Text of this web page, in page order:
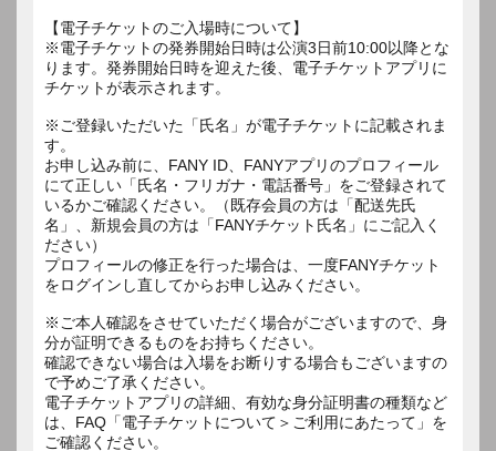
【電子チケットのご入場時について】
※電子チケットの発券開始日時は公演3日前10:00以降とな
ります。発券開始日時を迎えた後、電子チケットアプリに
チケットが表示されます。
※ご登録いただいた「氏名」が電子チケットに記載されま
す。
お申し込み前に、FANY ID、FANYアプリのプロフィール
にて正しい「氏名・フリガナ・電話番号」をご登録されて
いるかご確認ください。（既存会員の方は「配送先氏
名」、新規会員の方は「FANYチケット氏名」にご記入く
ださい）
プロフィールの修正を行った場合は、一度FANYチケット
をログインし直してからお申し込みください。
※ご本人確認をさせていただく場合がございますので、身
分が証明できるものをお持ちください。
確認できない場合は入場をお断りする場合もございますの
で予めご了承ください。
電子チケットアプリの詳細、有効な身分証明書の種類など
は、FAQ「電子チケットについて＞ご利用にあたって」を
ご確認ください。